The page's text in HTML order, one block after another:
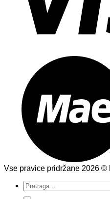
Vse pravice pridržane 2026 ©
Pretraži: